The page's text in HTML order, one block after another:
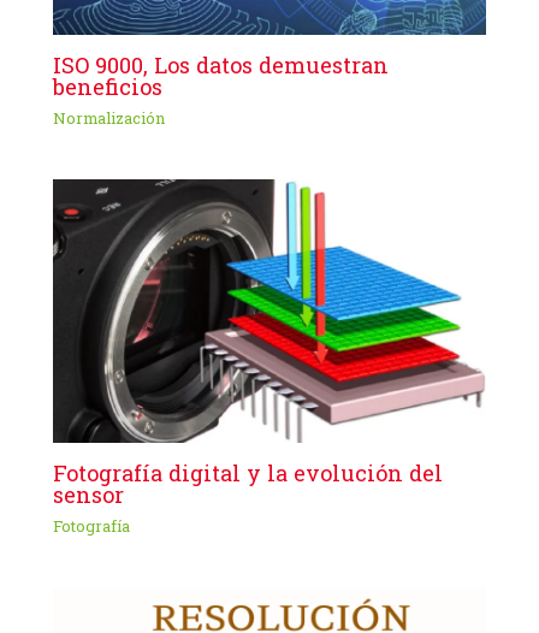
ISO 9000, Los datos demuestran
beneficios
Normalización
Fotografía digital y la evolución del
sensor
Fotografía